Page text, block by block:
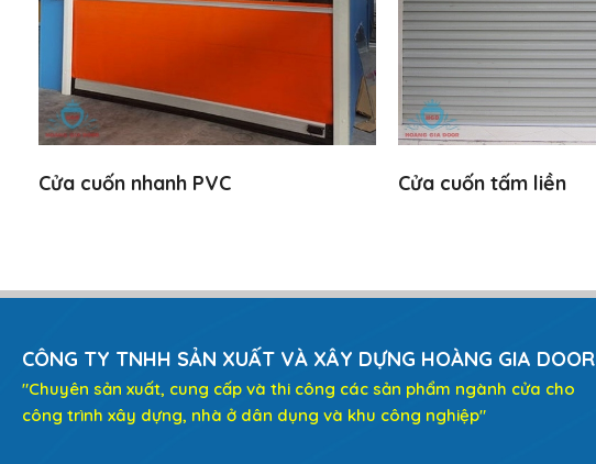
Cửa cuốn nhanh PVC Cửa cuốn tấm liền
CÔNG TY TNHH SẢN XUẤT VÀ XÂY DỰNG HOÀNG GIA DOOR
"Chuyên sản xuất, cung cấp và thi công các sản phẩm ngành cửa cho
công trình xây dựng, nhà ở dân dụng và khu công nghiệp"